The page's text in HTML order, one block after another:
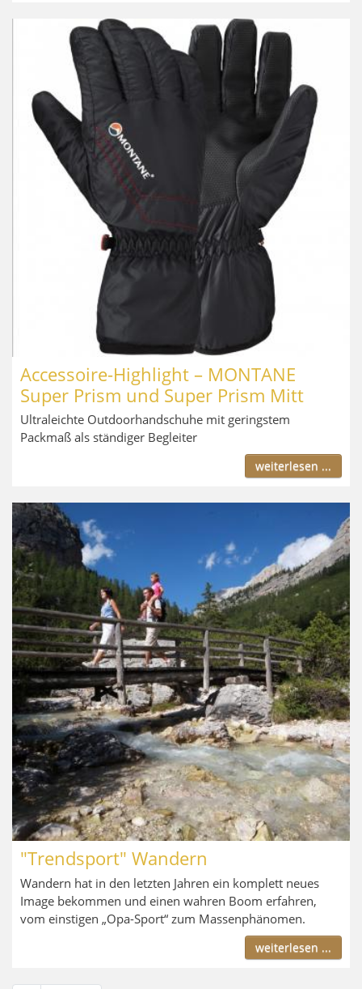
Accessoire-Highlight – MONTANE
Super Prism und Super Prism Mitt
Ultraleichte Outdoorhandschuhe mit geringstem
Packmaß als ständiger Begleiter
weiterlesen ...
"Trendsport" Wandern
Wandern hat in den letzten Jahren ein komplett neues
Image bekommen und einen wahren Boom erfahren,
vom einstigen „Opa-Sport“ zum Massenphänomen.
weiterlesen ...